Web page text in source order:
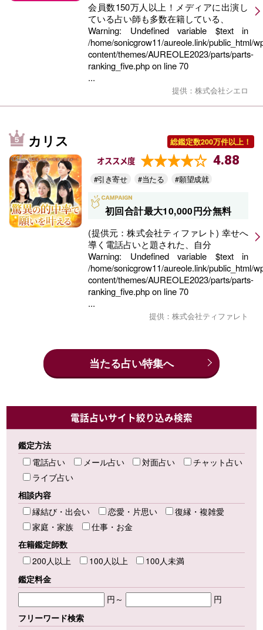
会員数150万人以上！メディアに出演し
ている占い師も多数在籍している、
Warning: Undefined variable $text in
/home/sonicgrow11/aureole.link/public_html/
content/themes/AUREOLE2023/parts/parts-
ranking_five.phpon line70
...
提供：株式会社シエロ
カリス 総鑑定数200万件以上！
オススメ度 4.88
#引き寄せ #当たる #願望成就
初回合計最大10,000円分無料
(提供元：株式会社ティファレト) 幸せへ
導く電話占いと題された、自分
Warning: Undefined variable $text in
/home/sonicgrow11/aureole.link/public_html/
content/themes/AUREOLE2023/parts/parts-
ranking_five.phpon line70
...
提供：株式会社ティファレト
当たる占い特集へ
電話占いサイト絞り込み検索
鑑定方法
電話占い
メール占い 対面占い
チャット占い
ライブ占い
相談内容
縁結び・出会い
恋愛・片思い
復縁・複雑愛
家庭・家族
仕事・お金
在籍鑑定師数
200人以上
100人以上
100人未満
鑑定料金
円～
円
フリーワード検索